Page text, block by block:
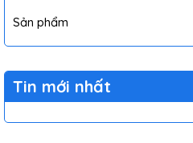
Sản phẩm
Tin mới nhất